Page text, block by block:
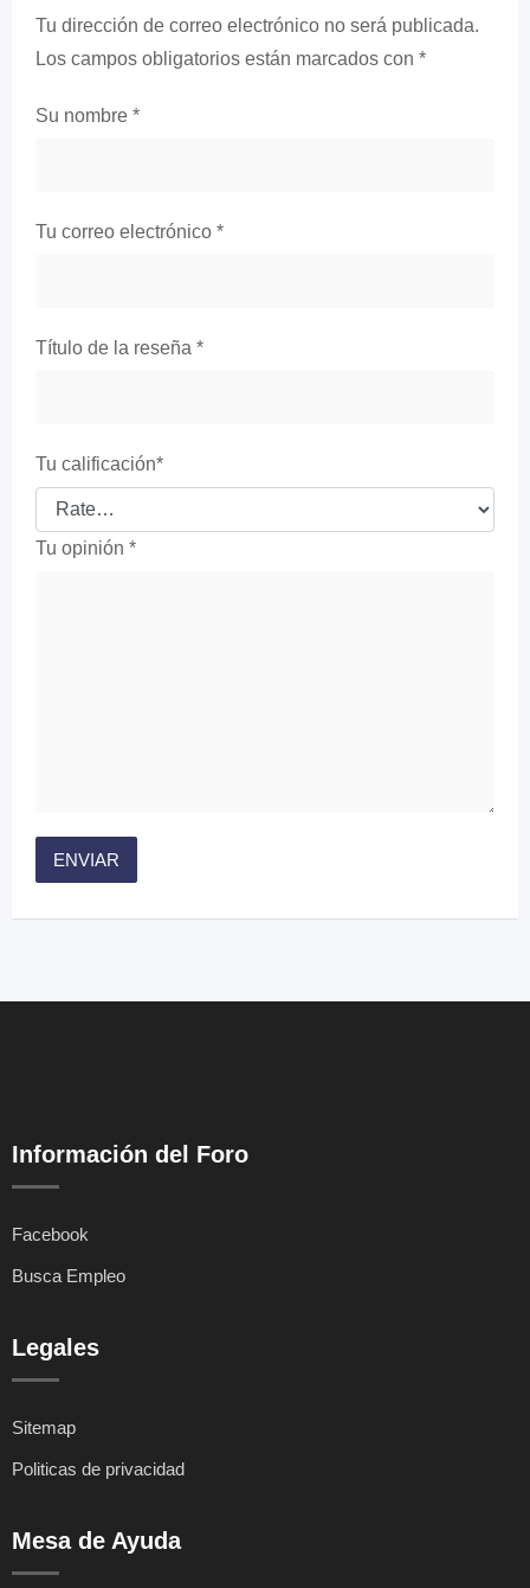
Tu dirección de correo electrónico no será publicada.
Los campos obligatorios están marcados con *
Su nombre *
Tu correo electrónico *
Título de la reseña *
Tu calificación*
Tu opinión *
Información del Foro
Facebook
Busca Empleo
Legales
Sitemap
Politicas de privacidad
Mesa de Ayuda